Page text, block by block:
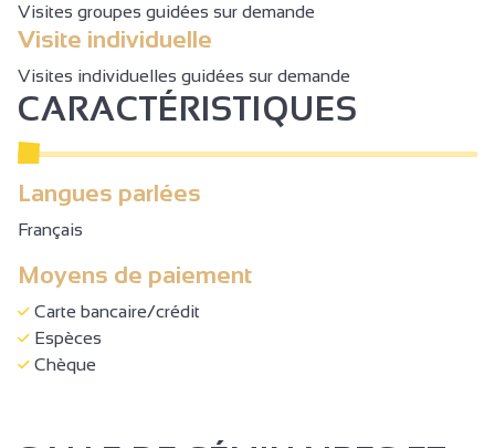
Visites groupes guidées sur demande
Visite individuelle
Visites individuelles guidées sur demande
CARACTÉRISTIQUES
Langues parlées
Français
Moyens de paiement
Carte bancaire/crédit
Espèces
Chèque